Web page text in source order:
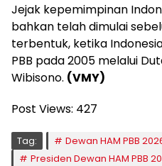
Jejak kepemimpinan
bahkan telah dimulai
terbentuk, ketika
PBB pada 2005 melalui
Wibisono. (VMY)
Post Views: 427
Tag:
Dewan HAM PBB
Presiden Dewan HAM PBB